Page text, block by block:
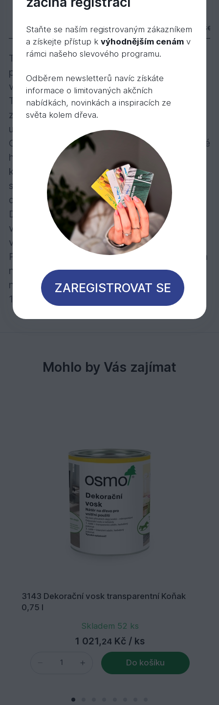
3166 Dekorační vosk transparentní Ořech
Popis Varianty Parametry
Transparentní a intenzivně zbarvené
provedení – všestranný talent pro dřevo ve
vnitřních prostorách!
Transparentně zbarvený nebo intenzivně
zbarvený, polomatný nebo matný, k použití
uvnitř
Obzvláště se doporučuje na nábytek a dětské
hračky, podlahy (U podlah se doporučuje
konečný nátěr Tvrdým voskovým olejem),
stěny, stropy, dveře, lišty, trámy a lepené
dřevo.
Dekorační vosk vytvoří povrch odpuzující
vodu a nečistoty – je odolný při stírání na
vlhko a rovněž je odolný vůči skvrnám.
Počet nátěrů: Pro transparentní povrch jeden
nátěr, pro intenzivně zbarvený povrch
naneste dva nátěry.
1 litr stačí při jednom nátěru na cca 24 m2
Mohlo by Vás zajímat
3143 Dekorační vosk transparentní Koňak
0,75 l
Skladem 52 ks
1 021,24 Kč / ks
Do košíku
Staňte se naším registrovaným zákazníkem
a získejte přístup k výhodnějším cenámv
rámci našeho slevového programu.
Odběrem newsletterů navíc získáte
informace o limitovaných akčních
nabídkách, novinkách a inspiracích ze
světa kolem dřeva.
ZAREGISTROVAT SE